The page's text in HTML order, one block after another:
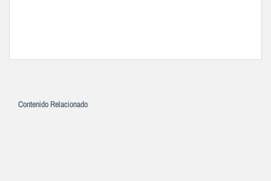
Contenido Relacionado